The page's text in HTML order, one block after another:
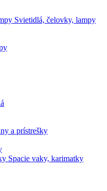
Svietidlá, čelovky, lampy
a prístrešky
Spacie vaky, karimatky